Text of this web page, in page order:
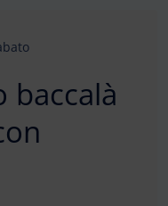
baccalà